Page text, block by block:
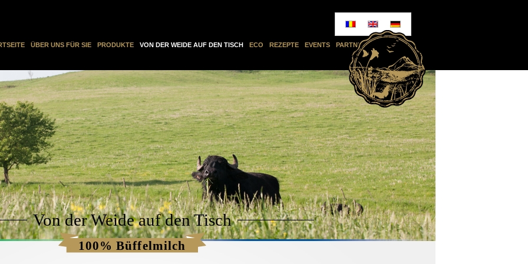
ÜBER UNS FÜR SIE PRODUKTE VON DER WEIDE AUF DEN TISCH ECO REZEPTE EVENTS PARTNERS KONTAKT
Von der Weide auf den Tisch
100% Büffelmilch